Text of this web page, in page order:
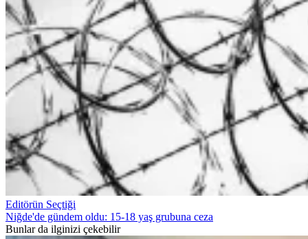
Editörün Seçtiği
Niğde'de gündem oldu: 15-18 yaş grubuna ceza
Bunlar da ilginizi çekebilir